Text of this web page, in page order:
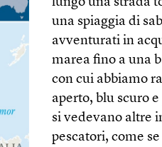
lungo una strada
una spiaggia di
avventurati in
marea fino a una
con cui abbiamo
aperto, blu scuro
si vedevano altre
pescatori, come se